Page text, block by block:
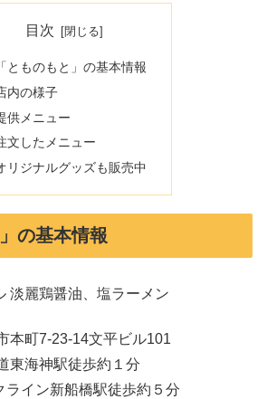
目次
「とものもと」の基本情報
内の様子
供メニュー
文したメニュー
リジナルグッズも販売中
の基本情報
淡麗鶏醤油、塩ラーメン
町7-23-14文平ビル101
東海神駅徒歩約１分
ライン新船橋駅徒歩約５分